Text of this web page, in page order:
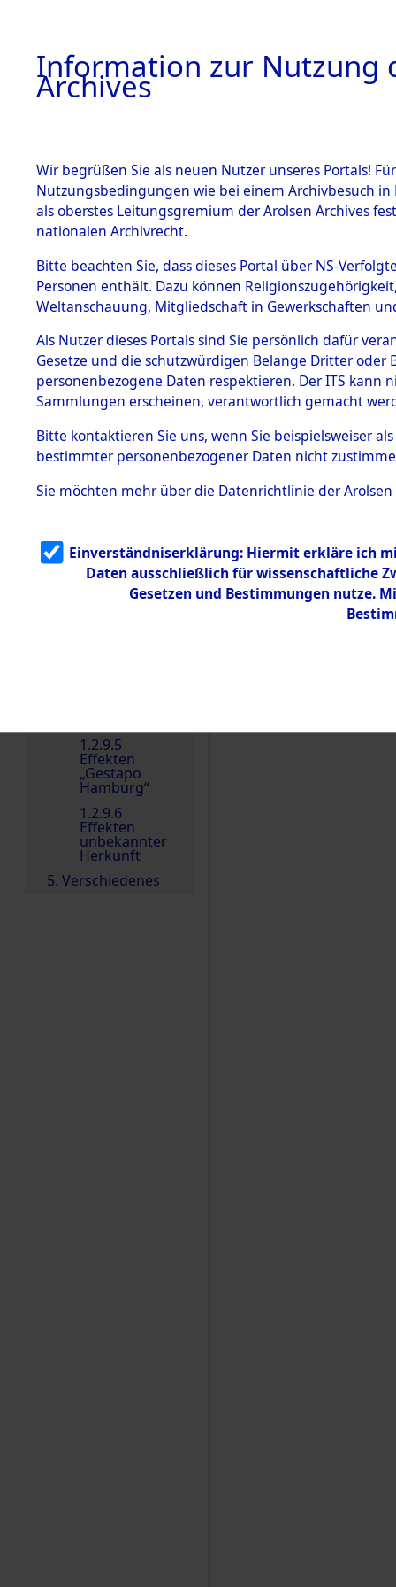
BESTÄNDE
1.
Inhaftierungsdoku
mente
1.2.9 Beim ITS
Effekten
1.2.9.1
Effekten aus
dem KZ
Dachau
Dokument
e
1.2.9.2
Effekten aus
dem KZ
Landesentsch
ädigungsamt
1.2.9.5
Effekten
„Gestapo
Hamburg“
1.2.9.6
Effekten
unbekannter
Herkunft
5. Verschiedenes
0004
Einen Kommentar
Information zur Nutzung
Archives
Wir begrüßen Sie als neuen Nutzer unseres Portals!
Nutzungsbedingungen wie bei einem Archivbesuch
als oberstes Leitungsgremium der Arolsen Archives
nationalen Archivrecht.
Bitte beachten Sie, dass dieses Portal über NS-
Personen enthält. Dazu können
Weltanschauung, Mitgliedschaft in Gewerkschaften
Als Nutzer dieses Portals sind Sie persönlich dafür
Gesetze und die schutzwürdigen Belange Dritter
personenbezogene Daten respektieren. Der ITS
Sammlungen erscheinen, verantwortlich gemacht
Bitte kontaktieren Sie uns, wenn Sie beispielsweiser
bestimmter personenbezogener Daten nicht
Sie möchten mehr über die Datenrichtlinie der Arolsen
Einverständniserklärung: Hiermit erkläre ich
Daten ausschließlich für wissenschaftliche
Gesetzen und Bestimmungen nutze.